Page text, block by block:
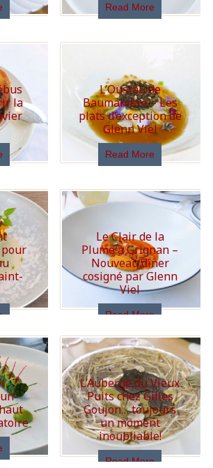
Read More
la
L’Oustau de
Baumanière – Les
plats d’exception de
Glenn Viel
Read More
Le Clair de la
Plume à Grignan –
Nouveau dîner
cosigné par Glenn
Viel
Read More
L’Auberge du Vieux
Puits chez Gilles
Goujon… toujours
un moment
inoubliable!
Read More